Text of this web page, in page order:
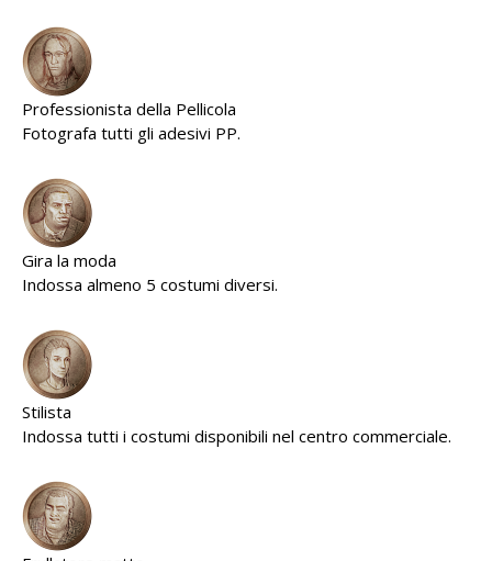
Professionista della Pellicola
Fotografa tutti gli adesivi PP.
Gira la moda
Indossa almeno 5 costumi diversi.
Stilista
Indossa tutti i costumi disponibili nel centro commerciale.